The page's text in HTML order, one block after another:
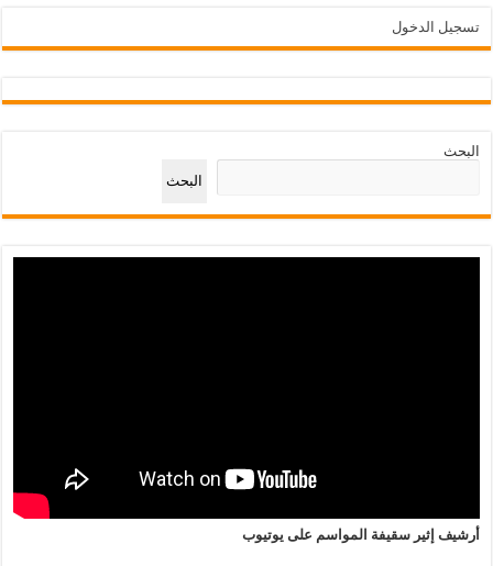
تسجيل الدخول
البحث
البحث
أرشيف إثير سقيفة المواسم على يوتيوب